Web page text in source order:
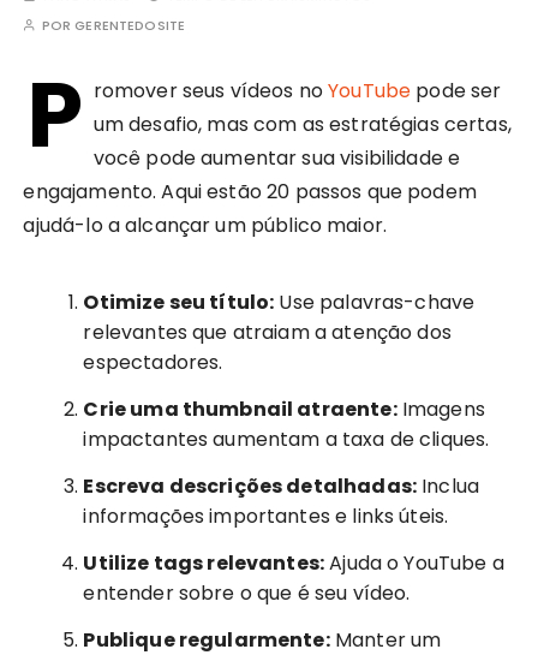
PORGERENTEDOSITE
P romover seus vídeos noYouTube pode ser
um desafio, mas com as estratégias certas,
você pode aumentar sua visibilidade e
engajamento. Aqui estão 20 passos que podem
ajudá-lo a alcançar um público maior.
Otimize seu título: Use palavras-chave
relevantes que atraiam a atenção dos
espectadores.
Crie uma thumbnail atraente:Imagens
impactantes aumentam a taxa de cliques.
Escreva descrições detalhadas:Inclua
informações importantes e links úteis.
Utilize tags relevantes:Ajuda o YouTube a
entender sobre o que é seu vídeo.
Publique regularmente:Manter um